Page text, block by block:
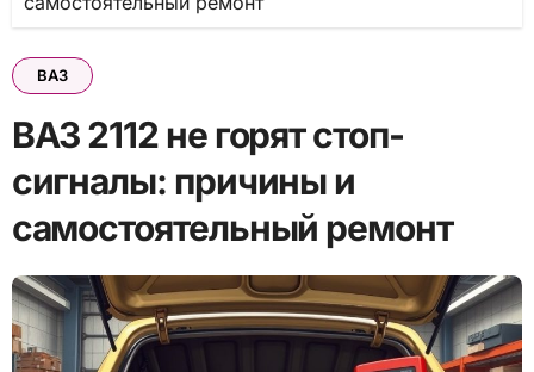
ВАЗ
ВАЗ 2112 не горят стоп-
сигналы: причины и
самостоятельный ремонт